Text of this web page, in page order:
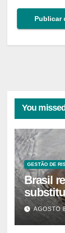
You missed
GESTÃO DE
Brasil
AGOSTO